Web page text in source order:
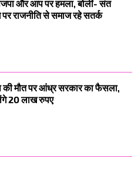
और आप पर हमला, बोलीं- संत
पर राजनीति से समाज रहे सतर्क
की मौत पर आंध्र सरकार का फैसला,
20 लाख रुपए